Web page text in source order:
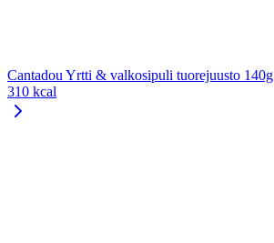
Cantadou Yrtti & valkosipuli tuorejuusto 140g
310 kcal